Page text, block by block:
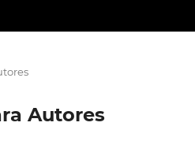
Autores